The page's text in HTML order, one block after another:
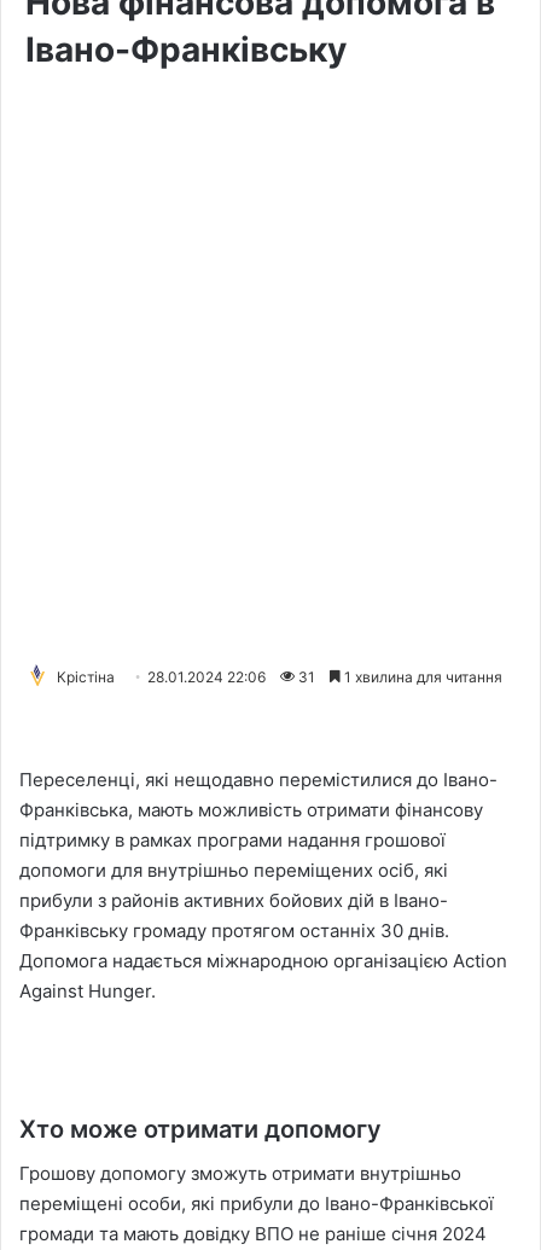
Івано-Франківську
Крістіна 28.01.2024 22:06 31 1 хвилина для читання
Переселенці, які нещодавно перемістилися до Івано-
Франківська, мають можливість отримати фінансову
підтримку в рамках програми надання грошової
допомоги для внутрішньо переміщених осіб, які
прибули з районів активних бойових дій в Івано-
Франківську громаду протягом останніх 30 днів.
Допомога надається міжнародною організацією Action
Against Hunger.
Хто може отримати допомогу
Грошову допомогу зможуть отримати внутрішньо
переміщені особи, які прибули до Івано-Франківської
громади та мають довідку ВПО не раніше січня 2024